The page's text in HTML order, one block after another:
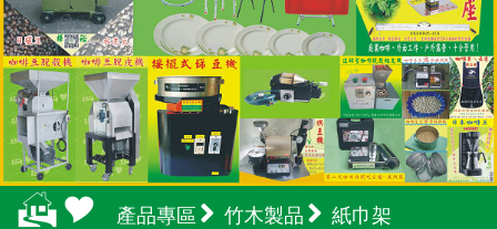
產品專區 竹木製品 紙巾架